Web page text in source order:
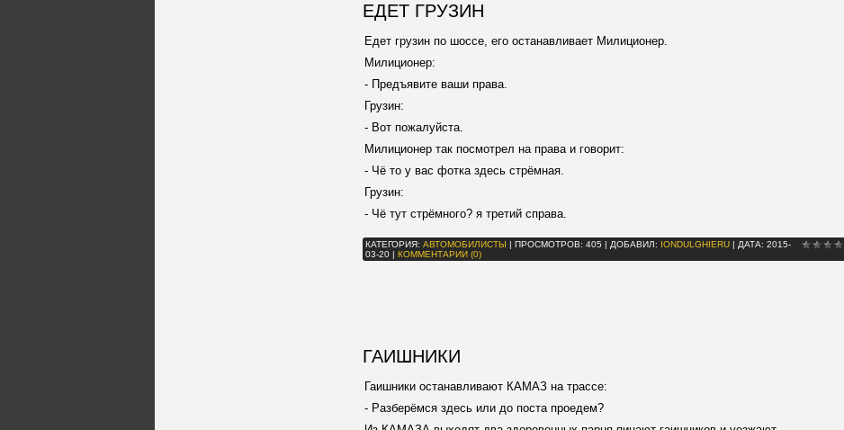
ЕДЕТ ГРУЗИН
Едет грузин по шоссе, его останавливает Милиционер.
Милиционер:
- Предъявите ваши права.
Грузин:
- Вот пожалуйста.
Милиционер так посмотрел на права и говорит:
- Чё то у вас фотка здесь стрёмная.
Грузин:
- Чё тут стрёмного? я третий справа.
КАТЕГОРИЯ: АВТОМОБИЛИСТЫ | ПРОСМОТРОВ: 405 | ДОБАВИЛ: IONDULGHIERU | ДАТА: 2015-
03-20 | КОММЕНТАРИИ (0)
ГАИШНИКИ
Гаишники останавливают КАМАЗ на трассе:
- Разберёмся здесь или до поста проедем?